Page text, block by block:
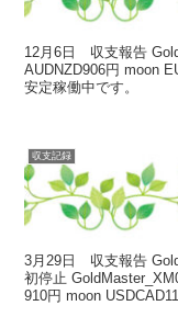
12月6日 収支報告
AUDNZD906円 moon
安定稼働中です。
収支記録
3月29日 収支報告
初停止
910円 moon